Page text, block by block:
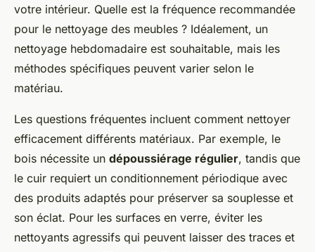
votre intérieur. Quelle est la fréquence recommandée
pour le nettoyage des meubles ? Idéalement, un
nettoyage hebdomadaire est souhaitable, mais les
méthodes spécifiques peuvent varier selon le
matériau.
Les questions fréquentes incluent comment nettoyer
efficacement différents matériaux. Par exemple, le
bois nécessite un dépoussiérage régulier, tandis que
le cuir requiert un conditionnement périodique avec
des produits adaptés pour préserver sa souplesse et
son éclat. Pour les surfaces en verre, éviter les
nettoyants agressifs qui peuvent laisser des traces et